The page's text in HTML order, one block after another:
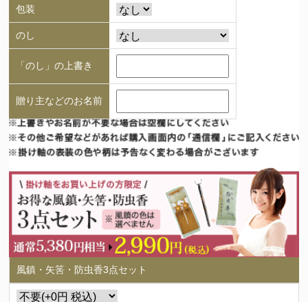
包装
のし
「のし」の上書き
贈り主などのお名前
風鎮・矢筈・防虫香3点セット